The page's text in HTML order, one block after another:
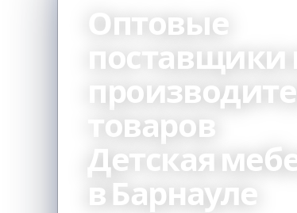
Оптовые
поставщики
товаров
Детская
в Барнауле